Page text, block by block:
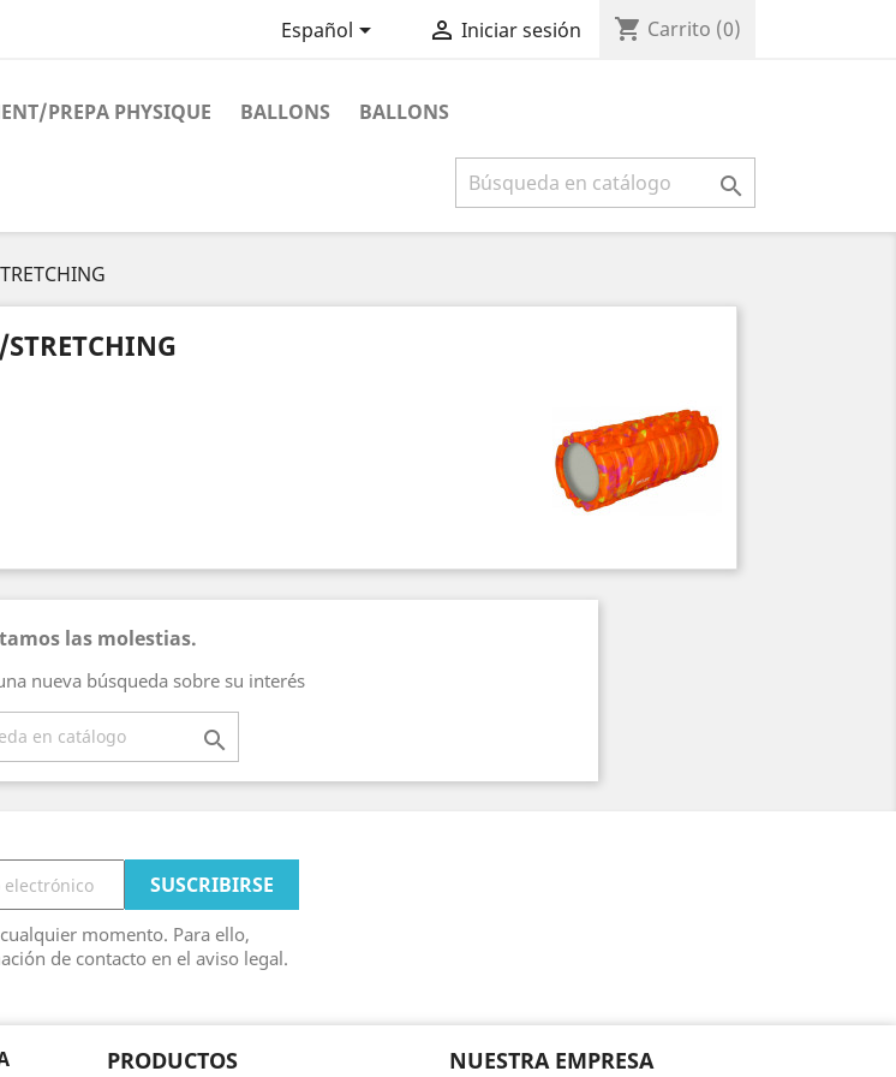
Español  Iniciar sesión shopping_cart Carrito (0)
PREPA PHYSIQUE BALLONS BALLONS

las molestias.
nueva búsqueda sobre su interés

momento. Para ello,
de contacto en el aviso legal.
PRODUCTOS NUESTRA EMPRESA